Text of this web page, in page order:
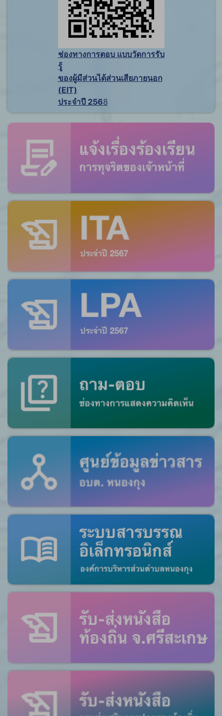
ช่องทางการตอบ แบบวัดการรับ
รู้
ของผู้มีส่วนได้ส่วนเสียภายนอก
(EIT)
ประจำปี 2568